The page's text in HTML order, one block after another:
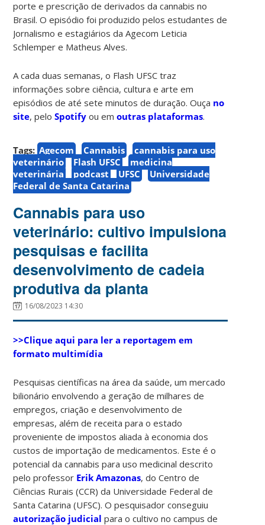
porte e prescrição de derivados da cannabis no
Brasil. O episódio foi produzido pelos estudantes de
Jornalismo e estagiários da Agecom Leticia
Schlemper e Matheus Alves.
A cada duas semanas, o Flash UFSC traz
informações sobre ciência, cultura e arte em
episódios de até sete minutos de duração. Ouça no
site, peloSpotify ou emoutras plataformas.
Tags: Agecom Cannabis
cannabis para uso
veterinário
Flash UFSC
medicina
veterinária
podcast UFSC
Universidade
Federal de Santa Catarina
Cannabis para uso
veterinário: cultivo impulsiona
pesquisas e facilita
desenvolvimento de cadeia
produtiva da planta
16/08/2023 14:30
>>Clique aqui para ler a reportagem em
formato multimídia
Pesquisas científicas na área da saúde, um mercado
bilionário envolvendo a geração de milhares de
empregos, criação e desenvolvimento de
empresas, além de receita para o estado
proveniente de impostos aliada à economia dos
custos de importação de medicamentos. Este é o
potencial da cannabis para uso medicinal descrito
pelo professor Erik Amazonas, do Centro de
Ciências Rurais (CCR) da Universidade Federal de
Santa Catarina (UFSC). O pesquisador conseguiu
autorização judicial para o cultivo no campus de